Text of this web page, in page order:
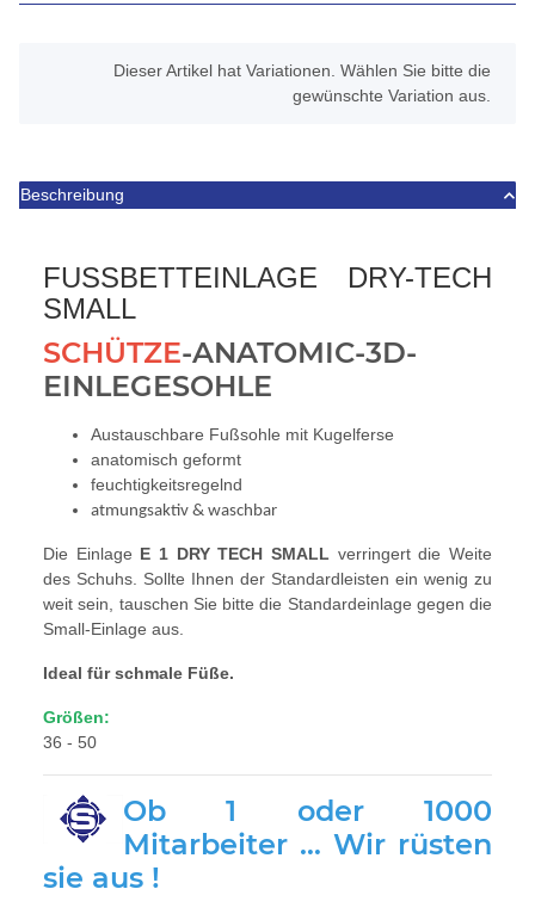
Dieser Artikel hat Variationen. Wählen Sie bitte die
gewünschte Variation aus.
Beschreibung
FUSSBETTEINLAGE DRY-TECH
SMALL
SCHÜTZE-ANATOMIC-3D-
EINLEGESOHLE
Austauschbare Fußsohle mit Kugelferse
anatomisch geformt
feuchtigkeitsregelnd
atmungsaktiv & waschbar
Die Einlage E 1 DRY TECH SMALL verringert die Weite
des Schuhs. Sollte Ihnen der Standardleisten ein wenig zu
weit sein, tauschen Sie bitte die Standardeinlage gegen die
Small-Einlage aus.
Ideal für schmale Füße.
Größen:
36 - 50
Ob 1 oder 1000
Mitarbeiter … Wir rüsten
sie aus !